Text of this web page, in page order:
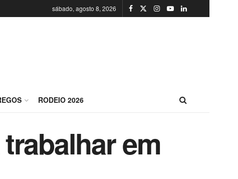
sábado, agosto 8, 2026
RODEIO 2026
em